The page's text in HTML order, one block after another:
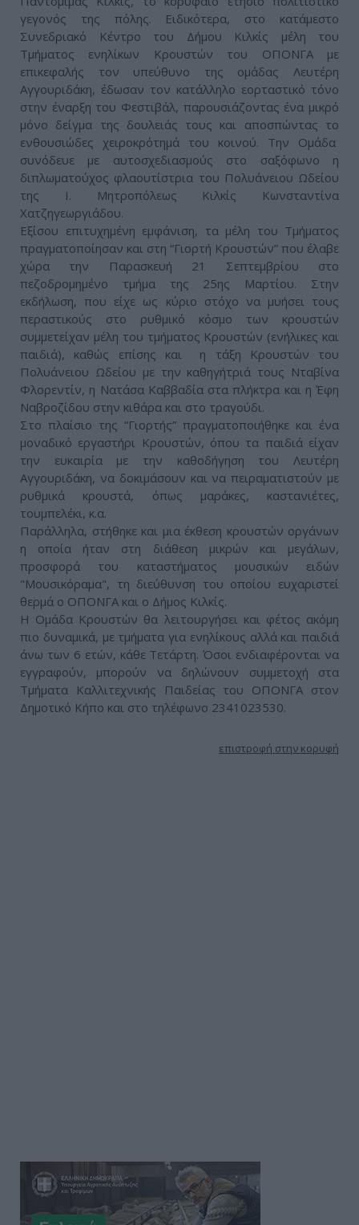
γεγονός της πόλης. Ειδικότερα, στο κατάμεστο
Συνεδριακό Κέντρο του Δήμου Κιλκίς μέλη του
Τμήματος ενηλίκων Κρουστών του ΟΠΟΝΓΑ με
επικεφαλής τον υπεύθυνο της ομάδας Λευτέρη
Αγγουριδάκη, έδωσαν τον κατάλληλο εορταστικό τόνο
στην έναρξη του Φεστιβάλ, παρουσιάζοντας ένα μικρό
μόνο δείγμα της δουλειάς τους και αποσπώντας το
ενθουσιώδες χειροκρότημά του κοινού. Την Ομάδα
συνόδευε με αυτοσχεδιασμούς στο σαξόφωνο η
διπλωματούχος φλαουτίστρια του Πολυάνειου Ωδείου
της Ι. Μητροπόλεως Κιλκίς Κωνσταντίνα
Χατζηγεωργιάδου.
Εξίσου επιτυχημένη εμφάνιση, τα μέλη του Τμήματος
πραγματοποίησαν και στη “Γιορτή Κρουστών” που έλαβε
χώρα την Παρασκευή 21 Σεπτεμβρίου στο
πεζοδρομημένο τμήμα της 25ης Μαρτίου. Στην
εκδήλωση, που είχε ως κύριο στόχο να μυήσει τους
περαστικούς στο ρυθμικό κόσμο των κρουστών
συμμετείχαν μέλη του τμήματος Κρουστών (ενήλικες και
παιδιά), καθώς επίσης και η τάξη Κρουστών του
Πολυάνειου Ωδείου με την καθηγήτριά τους Νταβίνα
Φλορεντίν, η Νατάσα Καββαδία στα πλήκτρα και η Έφη
Ναβροζίδου στην κιθάρα και στο τραγούδι.
Στο πλαίσιο της “Γιορτής” πραγματοποιήθηκε και ένα
μοναδικό εργαστήρι Κρουστών, όπου τα παιδιά είχαν
την ευκαιρία με την καθοδήγηση του Λευτέρη
Αγγουριδάκη, να δοκιμάσουν και να πειραματιστούν με
ρυθμικά κρουστά, όπως μαράκες, καστανιέτες,
τουμπελέκι, κ.α.
Παράλληλα, στήθηκε και μια έκθεση κρουστών οργάνων
η οποία ήταν στη διάθεση μικρών και μεγάλων,
προσφορά του καταστήματος μουσικών ειδών
"Μουσικόραμα", τη διεύθυνση του οποίου ευχαριστεί
θερμά ο ΟΠΟΝΓΑ και ο Δήμος Κιλκίς.
Η Ομάδα Κρουστών θα λειτουργήσει και φέτος ακόμη
πιο δυναμικά, με τμήματα για ενηλίκους αλλά και παιδιά
άνω των 6 ετών, κάθε Τετάρτη. Όσοι ενδιαφέρονται να
εγγραφούν, μπορούν να δηλώνουν συμμετοχή στα
Τμήματα Καλλιτεχνικής Παιδείας του ΟΠΟΝΓΑ στον
Δημοτικό Κήπο και στο τηλέφωνο 2341023530.
επιστροφή στην κορυφή